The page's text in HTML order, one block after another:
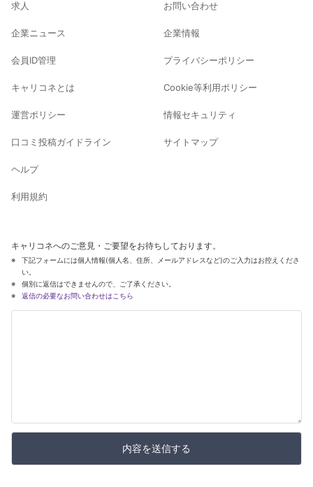
求人
企業ニュース
会員ID管理
キャリコネとは
運営ポリシー
口コミ投稿ガイドライン
ヘルプ
利用規約
お問い合わせ
企業情報
プライバシーポリシー
Cookie等利用ポリシー
情報セキュリティ
サイトマップ
キャリコネへのご意見・ご要望をお待ちしております。
下記フォームには個人情報(個人名、住所、メールアドレスなど)のご入力はお控えくださ
い。
個別に返信はできませんので、ご了承ください。
返信の必要なお問い合わせはこちら
内容を送信する